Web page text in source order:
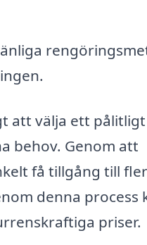
att välja ett pålitligt
behov. Genom att
få tillgång till
denna process
priser.